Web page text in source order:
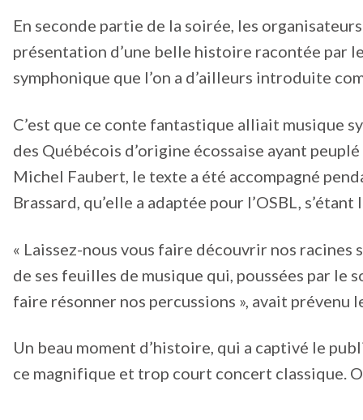
En seconde partie de la soirée, les
présentation d’une belle histoire racontée par
symphonique que l’on a d’ailleurs introduite
C’est que ce conte fantastique alliait musique
des Québécois d’origine écossaise ayant
Michel Faubert, le texte a été accompagné
Brassard, qu’elle a adaptée pour l’OSBL,
« Laissez-nous vous faire découvrir nos racines
de ses feuilles de musique qui, poussées par
faire résonner nos percussions », avait prévenu
Un beau moment d’histoire, qui a captivé le
ce magnifique et trop court concert classique.